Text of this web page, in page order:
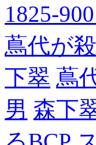
1825-
蔦代が
下翠 蔦
男 森下